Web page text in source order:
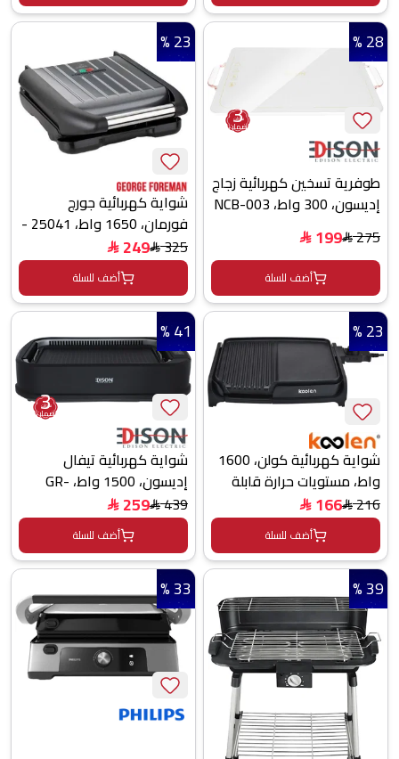
3
سنوات
ضمان
طوفرية تسخين كهربائية زجاج
إديسون، 300 واط، NCB-003
- ابيض275
$
199
$
أضف للسلة
28 %
شواية كهربائية جورج
فورمان، 1650 واط، 25041 -
فضي رمادي
325
$
249
$
أضف للسلة
23 %
شواية كهربائية كولن، 1600
واط، مستويات حرارة قابلة
للتعديل، 816103004 - اسود
216
$
166
$
أضف للسلة
23 %
3
سنوات
ضمان
شواية كهربائية تيفال
إديسون، 1500 واط، GR-
200A - أسود
439
$
259
$
أضف للسلة
41 %
39 %
33 %